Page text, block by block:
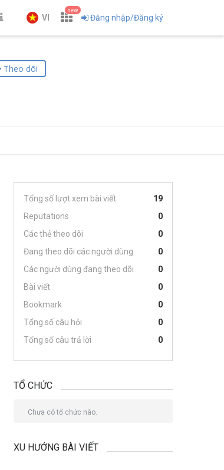
VI
new
Đăng nhập/Đăng ký
Theo dõi
Tổng số lượt xem bài viết
19
Reputations
0
Các thẻ theo dõi
0
Đang theo dõi các người dùng
0
Các người dùng đang theo dõi
0
Bài viết
0
Bookmark
0
Tổng số câu hỏi
0
Tổng số câu trả lời
0
TỔ CHỨC
Chưa có tổ chức nào.
XU HƯỚNG BÀI VIẾT